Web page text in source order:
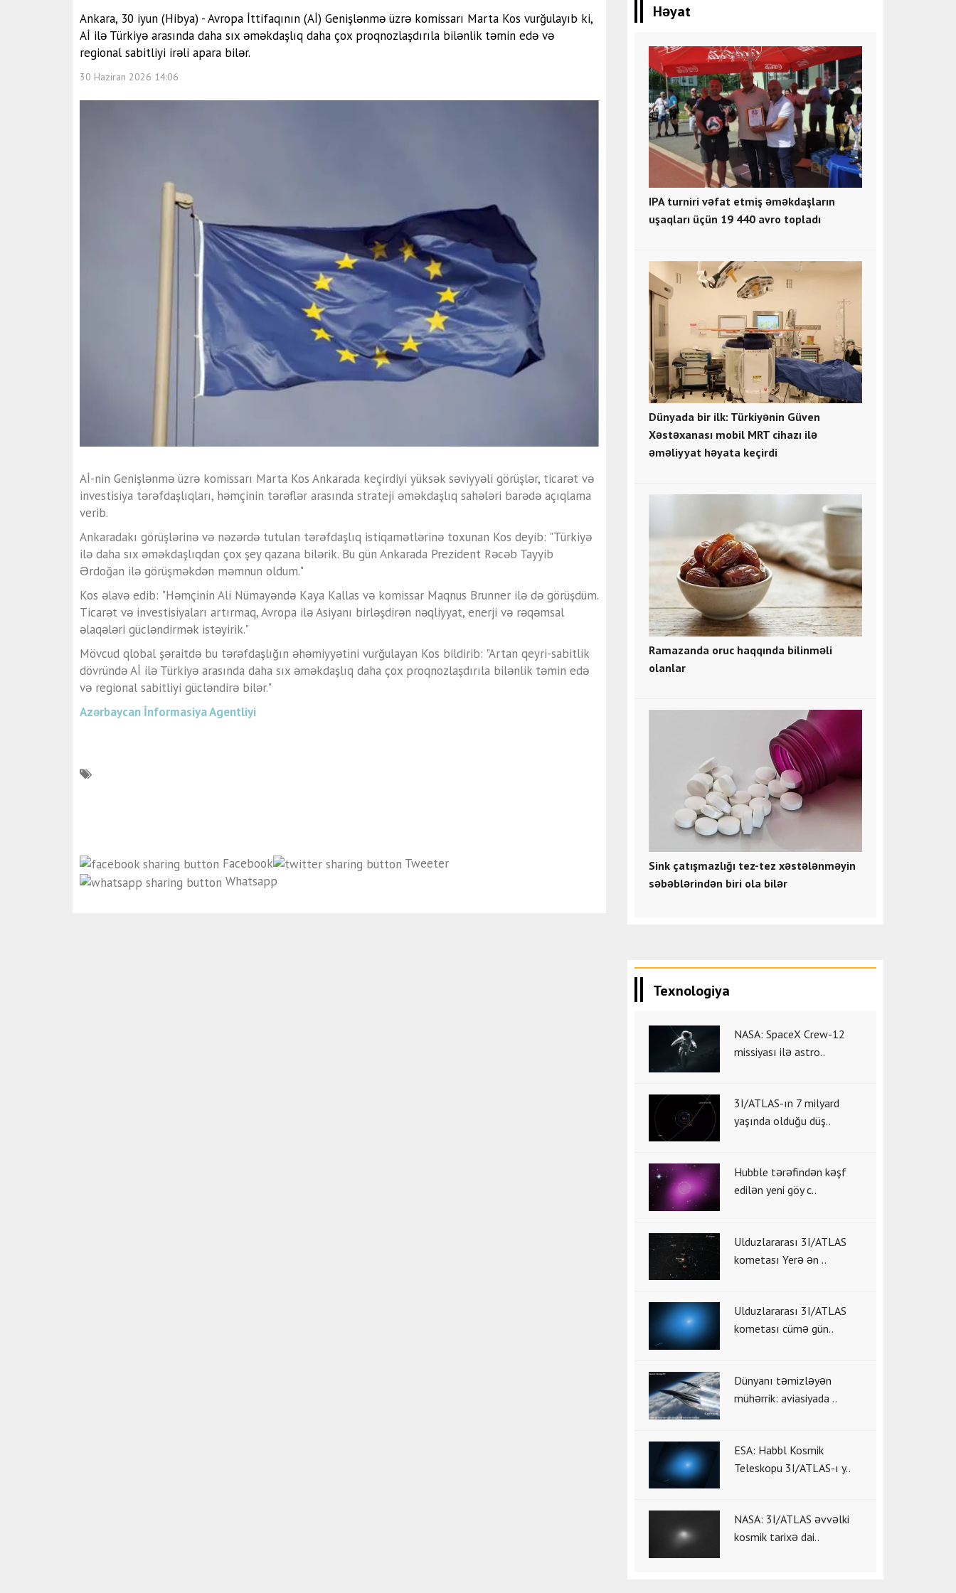
Ankara, 30 iyun (Hibya) - Avropa İttifaqının (Aİ) Genişlənmə üzrə komissarı Marta Kos vurğulayıb ki,
Aİ ilə Türkiyə arasında daha sıx əməkdaşlıq daha çox proqnozlaşdırıla bilənlik təmin edə və
regional sabitliyi irəli apara bilər.
30 Haziran 2026 14:06
Aİ-nin Genişlənmə üzrə komissarı Marta Kos Ankarada keçirdiyi yüksək səviyyəli görüşlər, ticarət və
investisiya tərəfdaşlıqları, həmçinin tərəflər arasında strateji əməkdaşlıq sahələri barədə açıqlama
verib.
Ankaradakı görüşlərinə və nəzərdə tutulan tərəfdaşlıq istiqamətlərinə toxunan Kos deyib: "Türkiyə
ilə daha sıx əməkdaşlıqdan çox şey qazana bilərik. Bu gün Ankarada Prezident Rəcəb Tayyib
Ərdoğan ilə görüşməkdən məmnun oldum."
Kos əlavə edib: "Həmçinin Ali Nümayəndə Kaya Kallas və komissar Maqnus Brunner ilə də görüşdüm.
Ticarət və investisiyaları artırmaq, Avropa ilə Asiyanı birləşdirən nəqliyyat, enerji və rəqəmsal
əlaqələri gücləndirmək istəyirik."
Mövcud qlobal şəraitdə bu tərəfdaşlığın əhəmiyyətini vurğulayan Kos bildirib: "Artan qeyri-sabitlik
dövründə Aİ ilə Türkiyə arasında daha sıx əməkdaşlıq daha çox proqnozlaşdırıla bilənlik təmin edə
və regional sabitliyi gücləndirə bilər."
Azərbaycan İnformasiya Agentliyi
Facebook
Tweeter
Whatsapp
Həyat
IPA turniri vəfat etmiş əməkdaşların
uşaqları üçün 19 440 avro topladı
Dünyada bir ilk: Türkiyənin Güven
Xəstəxanası mobil MRT cihazı ilə
əməliyyat həyata keçirdi
Ramazanda oruc haqqında bilinməli
olanlar
Sink çatışmazlığı tez-tez xəstələnməyin
səbəblərindən biri ola bilər
Texnologiya
NASA: SpaceX Crew-12
missiyası ilə astro..
3I/ATLAS-ın 7 milyard
yaşında olduğu düş..
Hubble tərəfindən kəşf
edilən yeni göy c..
Ulduzlararası 3I/ATLAS
kometası Yerə ən ..
Ulduzlararası 3I/ATLAS
kometası cümə gün..
Dünyanı təmizləyən
mühərrik: aviasiyada ..
ESA: Habbl Kosmik
Teleskopu 3I/ATLAS-ı y..
NASA: 3I/ATLAS əvvəlki
kosmik tarixə dai..